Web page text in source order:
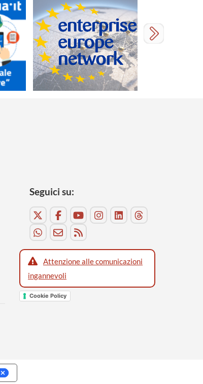
Seguici su:
Attenzione alle comunicazioni
ingannevoli
Cookie Policy